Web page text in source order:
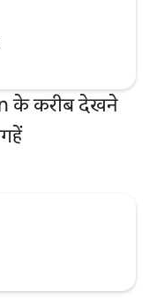
な
切
お
面
के करीब देखने